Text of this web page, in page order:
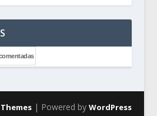
| Powered by WordPress